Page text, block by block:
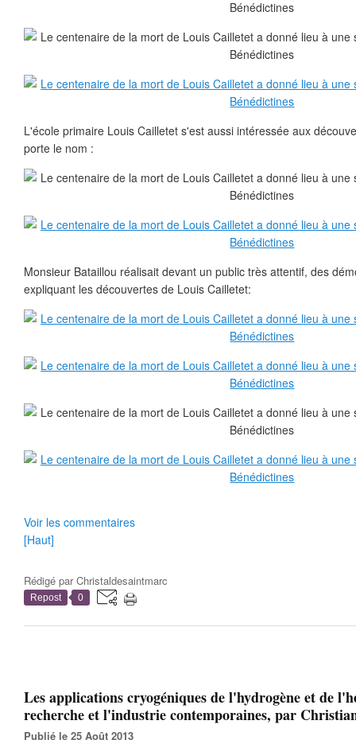
L'école primaire Louis Cailletet s'est aussi intéressée aux
porte le nom :
Monsieur Bataillou réalisait devant un public très attentif, des
expliquant les découvertes de Louis Cailletet:
Voir les commentaires
[Haut]
Rédigé parChristaldesaintmarc
Repost 0
Les applications cryogéniques de l'hydrogène et de
recherche et l'industrie contemporaines, par
Publié le 25 Août 2013